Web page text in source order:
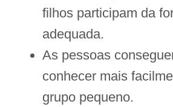
filhos participam da
adequada.
As pessoas
conhecer mais
grupo pequeno.